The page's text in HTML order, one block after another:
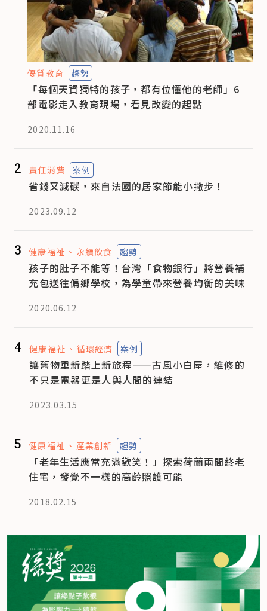
優質教育 趨勢
「每個天資獨特的孩子，都有位懂他的老師」6
部電影走入教育現場，看見改變的起點
2020.11.16
2 責任消費 案例
省錢又減碳，來自法國的居家節能小撇步！
2023.09.12
3 健康福祉 永續飲食 趨勢
孩子的肚子不能等！台灣「食物銀行」將營養補
充包送往偏鄉學校，為學童帶來營養均衡的美味
2020.06.12
4 健康福祉 循環經濟 案例
讓舊物重新踏上新旅程——古風小白屋，維修的
不只是電器更是人與人間的連結
2023.03.15
5 健康福祉 產業創新 趨勢
「老年生活應當充滿歡笑！」探索荷蘭兩間終老
住宅，發覺不一樣的高齡照護可能
2018.02.15